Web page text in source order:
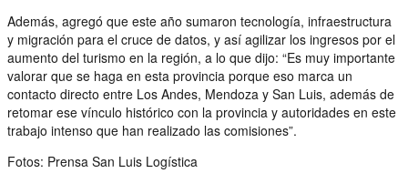
Además, agregó que este año sumaron tecnología, infraestructura
y migración para el cruce de datos, y así agilizar los ingresos por el
aumento del turismo en la región, a lo que dijo: “Es muy importante
valorar que se haga en esta provincia porque eso marca un
contacto directo entre Los Andes, Mendoza y San Luis, además de
retomar ese vínculo histórico con la provincia y autoridades en este
trabajo intenso que han realizado las comisiones”.
Fotos: Prensa San Luis Logística